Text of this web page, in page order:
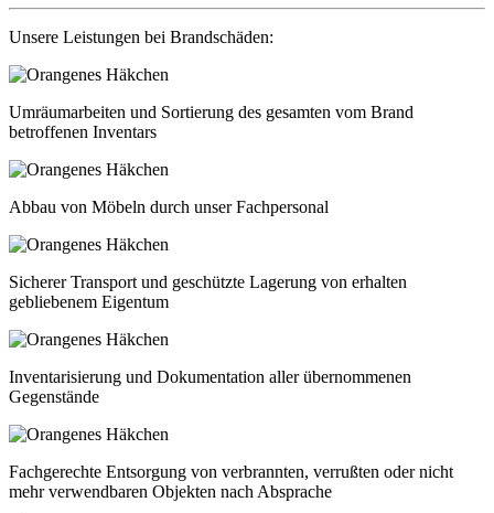
Unsere Leistungen bei Brandschäden:
Umräumarbeiten und Sortierung des gesamten vom Brand
betroffenen Inventars
Abbau von Möbeln durch unser Fachpersonal
Sicherer Transport und geschützte Lagerung von erhalten
gebliebenem Eigentum
Inventarisierung und Dokumentation aller übernommenen
Gegenstände
Fachgerechte Entsorgung von verbrannten, verrußten oder nicht
mehr verwendbaren Objekten nach Absprache